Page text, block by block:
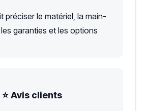
préciser le matériel, la main-
garanties et les options
⭐ Avis clients